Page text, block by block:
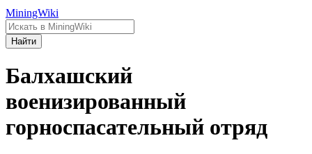
MiningWiki
Найти
Балхашский
военизированный
горноспасательный отряд